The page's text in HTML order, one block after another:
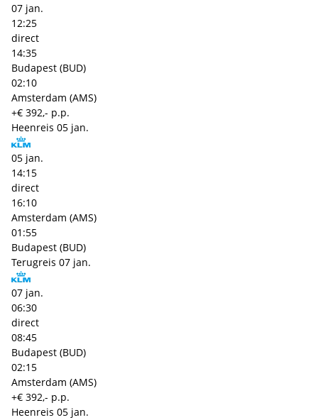
07 jan.
12:25
direct
14:35
Budapest (BUD)
02:10
Amsterdam (AMS)
+€ 392,- p.p.
Heenreis 05 jan.
05 jan.
14:15
direct
16:10
Amsterdam (AMS)
01:55
Budapest (BUD)
Terugreis 07 jan.
07 jan.
06:30
direct
08:45
Budapest (BUD)
02:15
Amsterdam (AMS)
+€ 392,- p.p.
Heenreis 05 jan.